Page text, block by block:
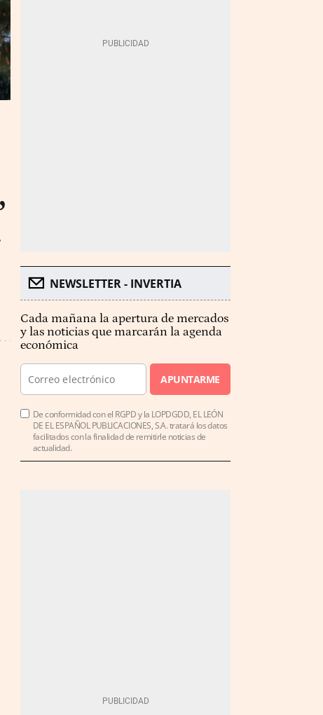
NEWSLETTER - INVERTIA
Cada mañana la apertura de mercados
y las noticias que marcarán la agenda
económica
APUNTARME
De conformidad con el RGPD y la LOPDGDD, EL LEÓN
DE EL ESPAÑOL PUBLICACIONES, S.A. tratará los datos
facilitados con la finalidad de remitirle noticias de
actualidad.